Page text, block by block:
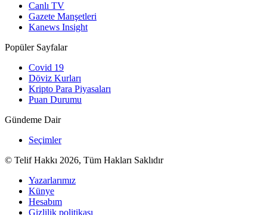
Canlı TV
Gazete Manşetleri
Kanews Insight
Popüler Sayfalar
Covid 19
Döviz Kurları
Kripto Para Piyasaları
Puan Durumu
Gündeme Dair
Seçimler
© Telif Hakkı 2026, Tüm Hakları Saklıdır
Yazarlarımız
Künye
Hesabım
Gizlilik politikası